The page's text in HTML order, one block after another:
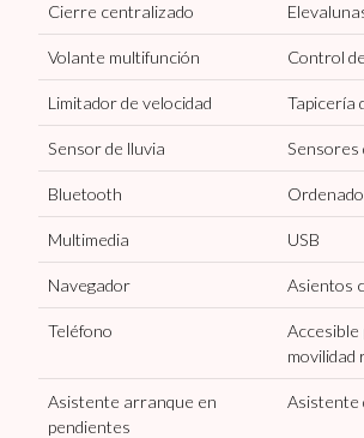
Cierre centralizado
Volante multifunción Control
Limitador de velocidad Tapicería
Sensor de lluvia Sensores
Bluetooth
Multimedia USB
Navegador Asientos
Teléfono
Accesible
movilidad
Asistente arranque en
pendientes
Asistente